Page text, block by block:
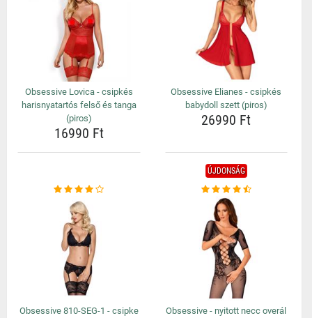
Obsessive Lovica - csipkés
harisnyatartós felső és tanga
(piros)
16990 Ft
Obsessive Elianes - csipkés
babydoll szett (piros)
26990 Ft
Obsessive 810-SEG-1 - csipke
ÚJDONSÁG
Obsessive - nyitott necc overál